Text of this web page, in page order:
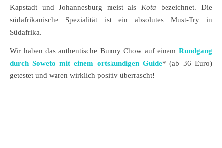
Kapstadt und Johannesburg meist alsKota bezeichnet. Die
südafrikanische Spezialität ist ein absolutes Must-Try in
Südafrika.
Wir haben das authentische Bunny Chow auf einem Rundgang
durch Soweto mit einem ortskundigen Guide* (ab 36 Euro)
getestet und waren wirklich positiv überrascht!